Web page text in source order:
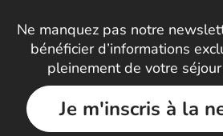
Ne manquez pas notre
bénéficier d’informations
pleinement de votre
Je m'inscris à la